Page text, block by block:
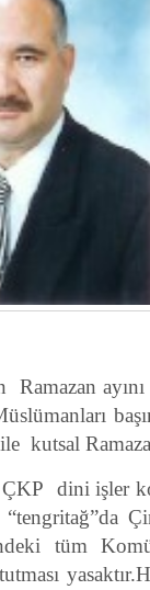
kutsal
ÇKP dini işler
tüm